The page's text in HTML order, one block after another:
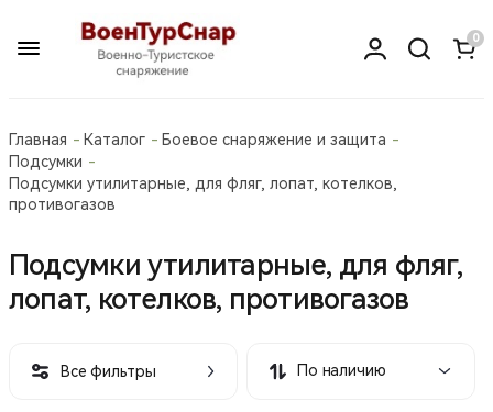
0
Главная Каталог
Боевое снаряжение и защита
Подсумки
Подсумки утилитарные, для фляг, лопат, котелков,
противогазов
Подсумки утилитарные, для фляг,
лопат, котелков, противогазов
Все фильтры По наличию